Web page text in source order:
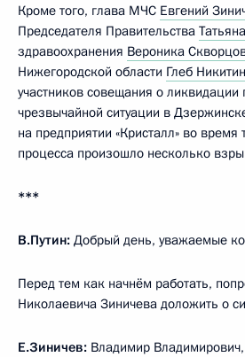
Кроме того, глава МЧС Евгений
Председателя Правительства
здравоохранения Вероника
Нижегородской области Глеб Никитин
участников совещания о ликвидации
чрезвычайной ситуации в
на предприятии «Кристалл» во время
процесса произошло несколько
***
В.Путин: Добрый день, уважаемые
Перед тем как начнём работать,
Николаевича Зиничева доложить о
Е.Зиничев: Владимир